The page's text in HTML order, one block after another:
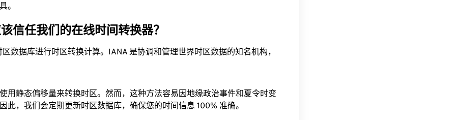
。
信任我们的在线时间转换器？
区数据库进行时区转换计算。IANA 是协调和管理世界时区数据的知名机构，
用静态偏移量来转换时区。然而，这种方法容易因地缘政治事件和夏令时变
此，我们会定期更新时区数据库，确保您的时间信息 100% 准确。